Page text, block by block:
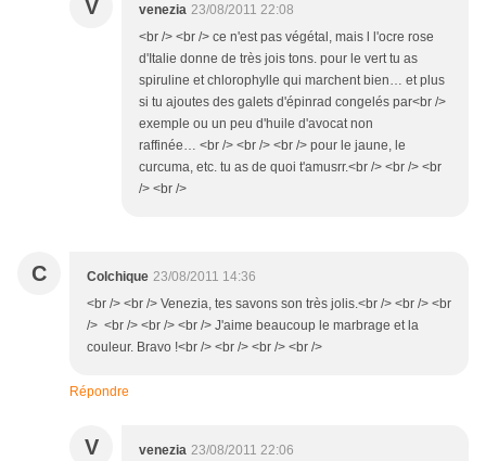
V venezia 23/08/2011 22:08
<br /> <br /> ce n'est pas végétal, mais l l'ocre rose
d'Italie donne de très jois tons. pour le vert tu as
spiruline et chlorophylle qui marchent bien… et plus
si tu ajoutes des galets d'épinrad congelés par<br />
exemple ou un peu d'huile d'avocat non
raffinée… <br /> <br /> <br /> pour le jaune, le
curcuma, etc. tu as de quoi t'amusrr.<br /> <br /> <br
/> <br />
C Colchique 23/08/2011 14:36
<br /> <br /> Venezia, tes savons son très jolis.<br /> <br /> <br
/> <br /> <br /> <br /> J'aime beaucoup le marbrage et la
couleur. Bravo !<br /> <br /> <br /> <br />
Répondre
V venezia 23/08/2011 22:06